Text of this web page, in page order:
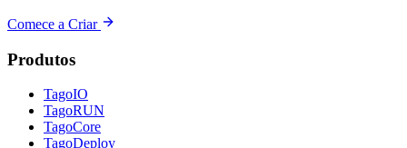
Comece a Criar
Produtos
TagoIO
TagoRUN
TagoCore
TagoDeploy